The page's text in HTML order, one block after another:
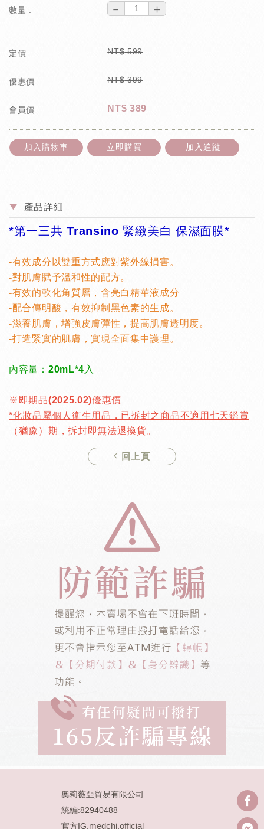
數量 : － ＋
定價 NT$ 599
優惠價 NT$ 399
會員價 NT$ 389
加入購物車 立即購買 加入追蹤
產品詳細
*第一三共 Transino 緊緻美白 保濕面膜*
-有效成分以雙重方式應對紫外線損害。
-對肌膚賦予溫和性的配方。
-有效的軟化角質層，含亮白精華液成分
-配合傳明酸，有效抑制黑色素的生成。
-滋養肌膚，增強皮膚彈性，提高肌膚透明度。
-打造緊實的肌膚，實現全面集中護理。
內容量：20mL*4入
※即期品(2025.02)優惠價
*化妝品屬個人衛生用品，已拆封之商品不適用七天鑑賞
（猶豫）期，拆封即無法退換貨。
回上頁
奧莉薇亞貿易有限公司
統編:82940488
官方IG:medchi.official